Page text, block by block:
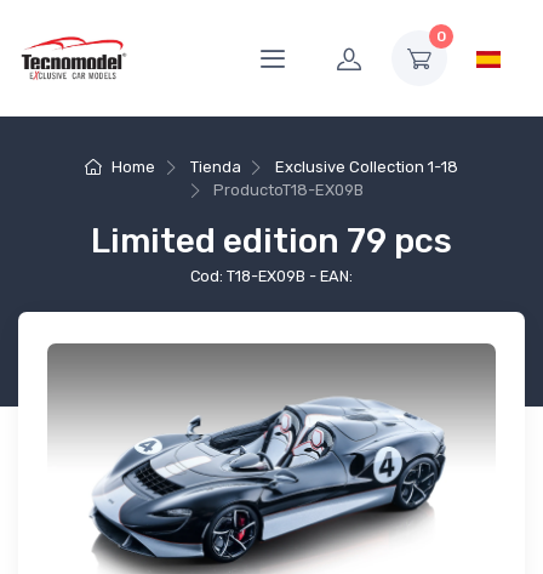
0
Home Tienda
Exclusive Collection 1-18
ProductoT18-EX09B
Limited edition 79 pcs
Cod: T18-EX09B - EAN: